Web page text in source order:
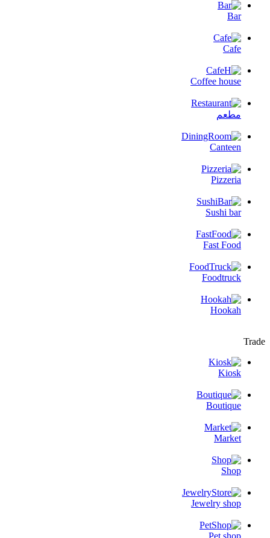
Bar
Cafe
Coffee house
مطعم
Canteen
Pizzeria
Sushi bar
Fast Food
Foodtruck
Hookah
Trade
Kiosk
Boutique
Market
Shop
Jewelry shop
Pet shop